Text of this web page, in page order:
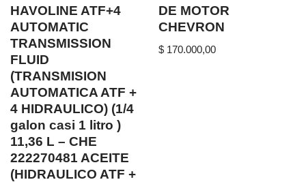
HAVOLINE ATF+4
AUTOMATIC
TRANSMISSION
FLUID
(TRANSMISION
AUTOMATICA ATF +
4 HIDRAULICO) (1/4
galon casi 1 litro )
11,36 L – CHE
222270481 ACEITE
(HIDRAULICO ATF +
DE MOTOR
CHEVRON
$ 170.000,00